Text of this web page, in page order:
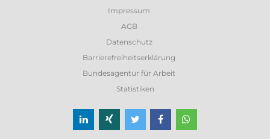
Impressum
AGB
Datenschutz
Barrierefreiheitserklärung
Bundesagentur für Arbeit
Statistiken